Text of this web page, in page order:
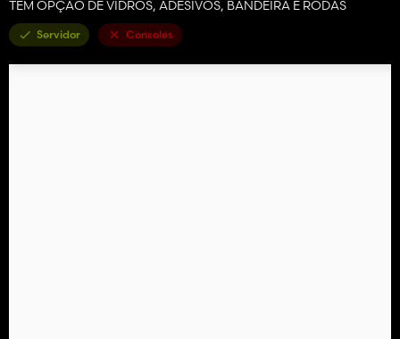
TEM OPÇÃO DE VIDROS, ADESIVOS, BANDEIRA E RODAS
Servidor Consoles